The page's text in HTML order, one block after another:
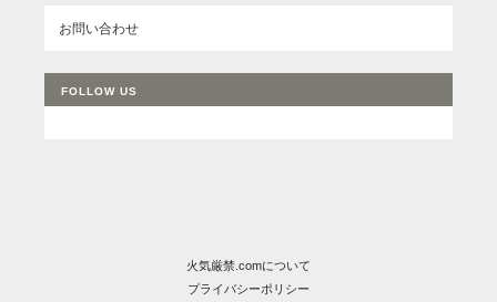
お問い合わせ
FOLLOW US
火気厳禁.comについて
プライバシーポリシー